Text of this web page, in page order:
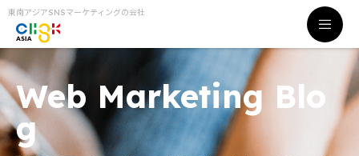
東南アジアSNSマーケティングの会社
Web Marketing Blo
g